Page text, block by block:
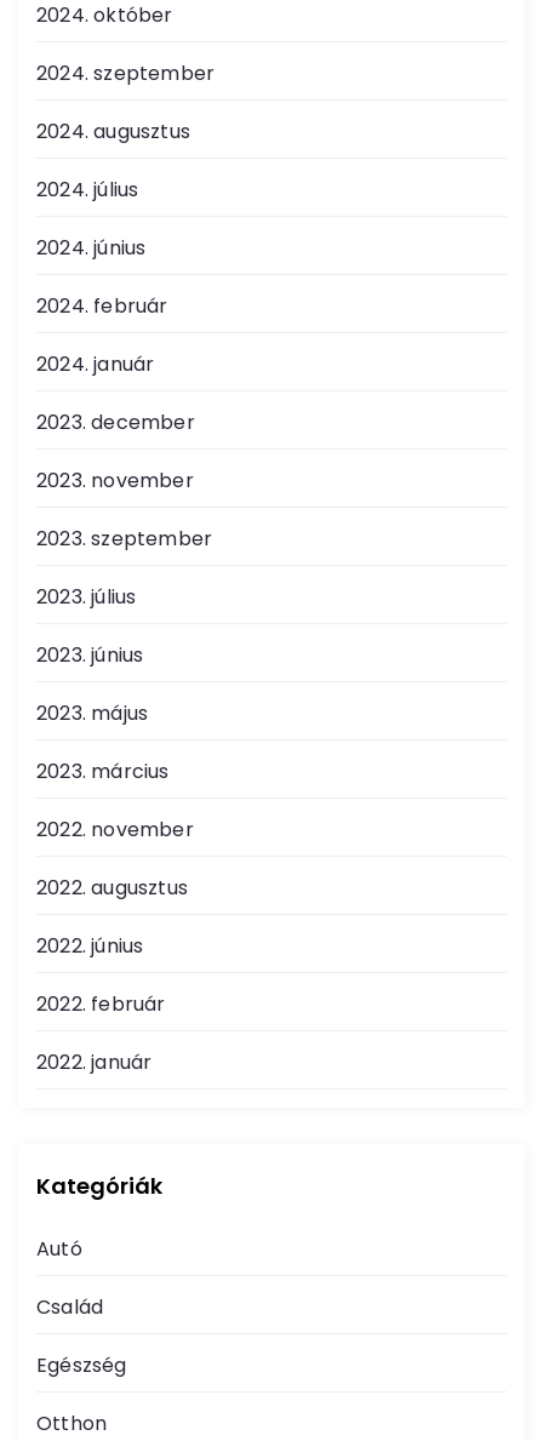
2024. október
2024. szeptember
2024. augusztus
2024. július
2024. június
2024. február
2024. január
2023. december
2023. november
2023. szeptember
2023. július
2023. június
2023. május
2023. március
2022. november
2022. augusztus
2022. június
2022. február
2022. január
Kategóriák
Autó
Család
Egészség
Otthon